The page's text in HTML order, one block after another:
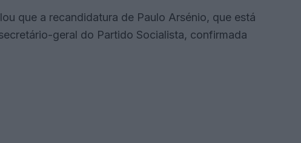
que a recandidatura de Paulo Arsénio, que está
geral do Partido Socialista, confirmada